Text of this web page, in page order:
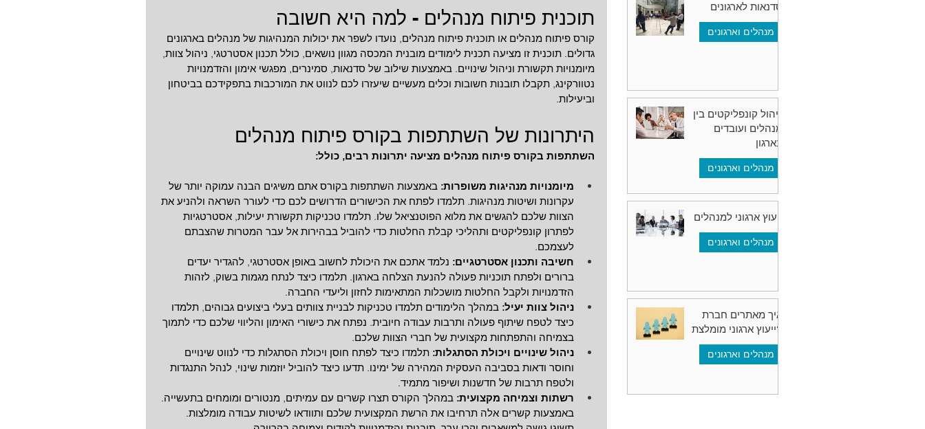
תוכנית פיתוח מנהלים - למה היא חשובה
קורס פיתוח מנהלים או תוכנית פיתוח מנהלים, נועדו לשפר את יכולות המנהיגות של מנהלים בארגונים
גדולים. תוכנית זו מציעה תכנית לימודים מובנית המכסה מגוון נושאים, כולל תכנון אסטרטגי, ניהול צוות,
מיומנויות תקשורת וניהול שינויים. באמצעות שילוב של סדנאות, סמינרים, מפגשי אימון והזדמנויות
נטוורקינג, תקבלו תובנות חשובות וכלים מעשיים שיעזרו לכם לנווט את המורכבות בתפקידכם בביטחון
וביעילות.
היתרונות של השתתפות בקורס פיתוח מנהלים
השתתפות בקורס פיתוח מנהלים מציעה יתרונות רבים, כולל:
מיומנויות מנהיגות משופרות: באמצעות השתתפות בקורס אתם משיגים הבנה עמוקה יותר של
עקרונות ושיטות מנהיגות. תלמדו לפתח את הכישורים הדרושים לכם כדי לעורר השראה ולהניע את
הצוות שלכם להגשים את מלוא הפוטנציאל שלו. תלמדו טכניקות תקשורת יעילות, אסטרטגיות
לפתרון קונפליקטים ותהליכי קבלת החלטות כדי להוביל בבהירות אל עבר המטרות שהצבתם
לעצמכם.
חשיבה ותכנון אסטרטגיים: נלמד אתכם את היכולת לחשוב באופן אסטרטגי, להגדיר יעדים
ברורים ולפתח תוכניות פעולה להנעת הצלחה בארגון. תלמדו כיצד לנתח מגמות בשוק, לזהות
הזדמנויות ולקבל החלטות מושכלות המתאימות לחזון וליעדי החברה.
ניהול צוות יעיל: במהלך הלימודים תלמדו טכניקות לבניית צוותים בעלי ביצועים גבוהים, תלמדו
כיצד לטפח שיתוף פעולה ותרבות עבודה חיובית. נפתח את כישורי האימון והליווי שלכם כדי לתמוך
בצמיחה והתפתחות מקצועית של חברי הצוות שלכם.
ניהול שינויים ויכולת הסתגלות: תלמדו כיצד לפתח חוסן ויכולת הסתגלות כדי לנווט שינויים
וחוסר ודאות בסביבה העסקית המהירה של ימינו. תדעו כיצד להוביל יוזמות שינוי, לנהל התנגדות
ולטפח תרבות של חדשנות ושיפור מתמיד.
רשתות וצמיחה מקצועית: במהלך הקורס תצרו קשרים עם עמיתים, מנטורים ומומחים בתעשייה.
באמצעות קשרים אלה תרחיבו את הרשת המקצועית שלכם ותוודאו לשיטות עבודה מומלצות.
סדנאות לארגונים
מנהלים וארגונים
ניהול קונפליקטים בין
מנהלים ועובדים
בארגון
מנהלים וארגונים
ייעוץ ארגוני למנהלים
מנהלים וארגונים
איך מאתרים חברת
ייעוץ ארגוני מומלצת?
מנהלים וארגונים